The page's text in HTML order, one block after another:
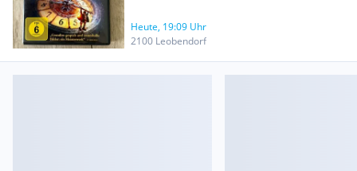
Heute, 19:09 Uhr
2100 Leobendorf